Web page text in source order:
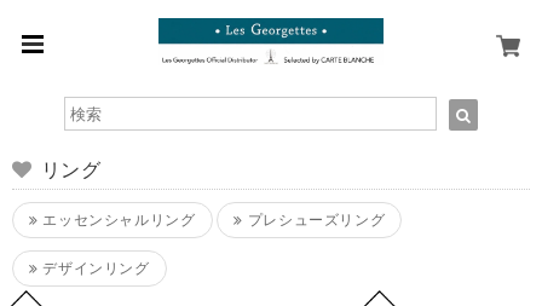
リング
エッセンシャルリング プレシューズリング
デザインリング